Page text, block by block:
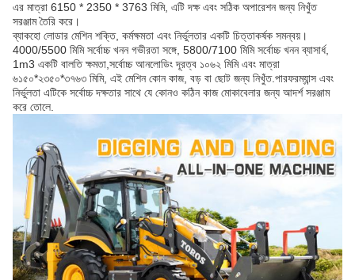
এর মাত্রা 6150 * 2350 * 3763 মিমি, এটি দক্ষ এবং সঠিক অপারেশন জন্য নিখুঁত
সরঞ্জাম তৈরি করে।
ব্যাকহো লোডার মেশিন শক্তি, কর্মক্ষমতা এবং নির্ভুলতার একটি চিত্তাকর্ষক সমন্বয়।
4000/5500 মিমি সর্বোচ্চ খনন গভীরতা সঙ্গে, 5800/7100 মিমি সর্বোচ্চ খনন ব্যাসার্ধ,
1m3 একটি বালতি ক্ষমতা,সর্বোচ্চ আনলোডিং দূরত্ব ১০৬২ মিমি এবং মাত্রা
৬১৫০*২৩৫০*৩৭৬৩ মিমি, এই মেশিন কোন কাজ, বড় বা ছোট জন্য নিখুঁত.পারফরম্যান্স এবং
নির্ভুলতা এটিকে সর্বোচ্চ দক্ষতার সাথে যে কোনও কঠিন কাজ মোকাবেলার জন্য আদর্শ সরঞ্জাম
করে তোলে.